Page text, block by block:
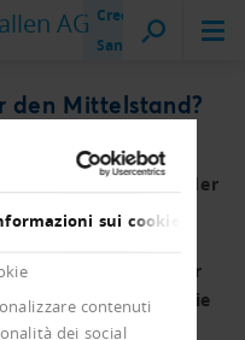
sui cookie
contenuti
dei social
Creditreform
San Gallo
den Mittelstand?
Entscheidern im
Simon. Der Erfinder
steht Top-
als
Im Podcast erklärt er
und wie
davon profitieren